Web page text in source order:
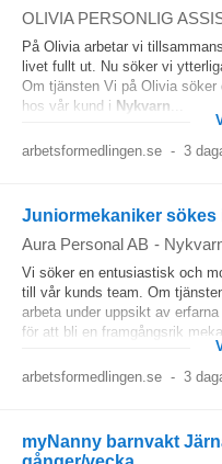
OLIVIA PERSONLIG
På Olivia arbetar vi
livet fullt ut. Nu söker vi
Om tjänsten Vi på Olivia
hos vår kund i Nykvarn
arbetsformedlingen.se - 3
Juniormekaniker sökes
Aura Personal AB -
Vi söker en entusiastisk och
till vår kunds team. Om
arbeta under uppsikt av
för att bli en framgångsrik
arbetsformedlingen.se - 3
myNanny barnvakt